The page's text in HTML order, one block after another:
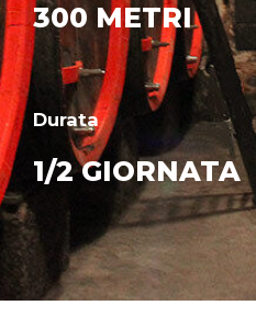
300 METRI
Durata
1/2 GIORNATA